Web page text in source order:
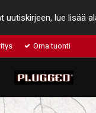
uutiskirjeen, lue lisää
Oma tuonti